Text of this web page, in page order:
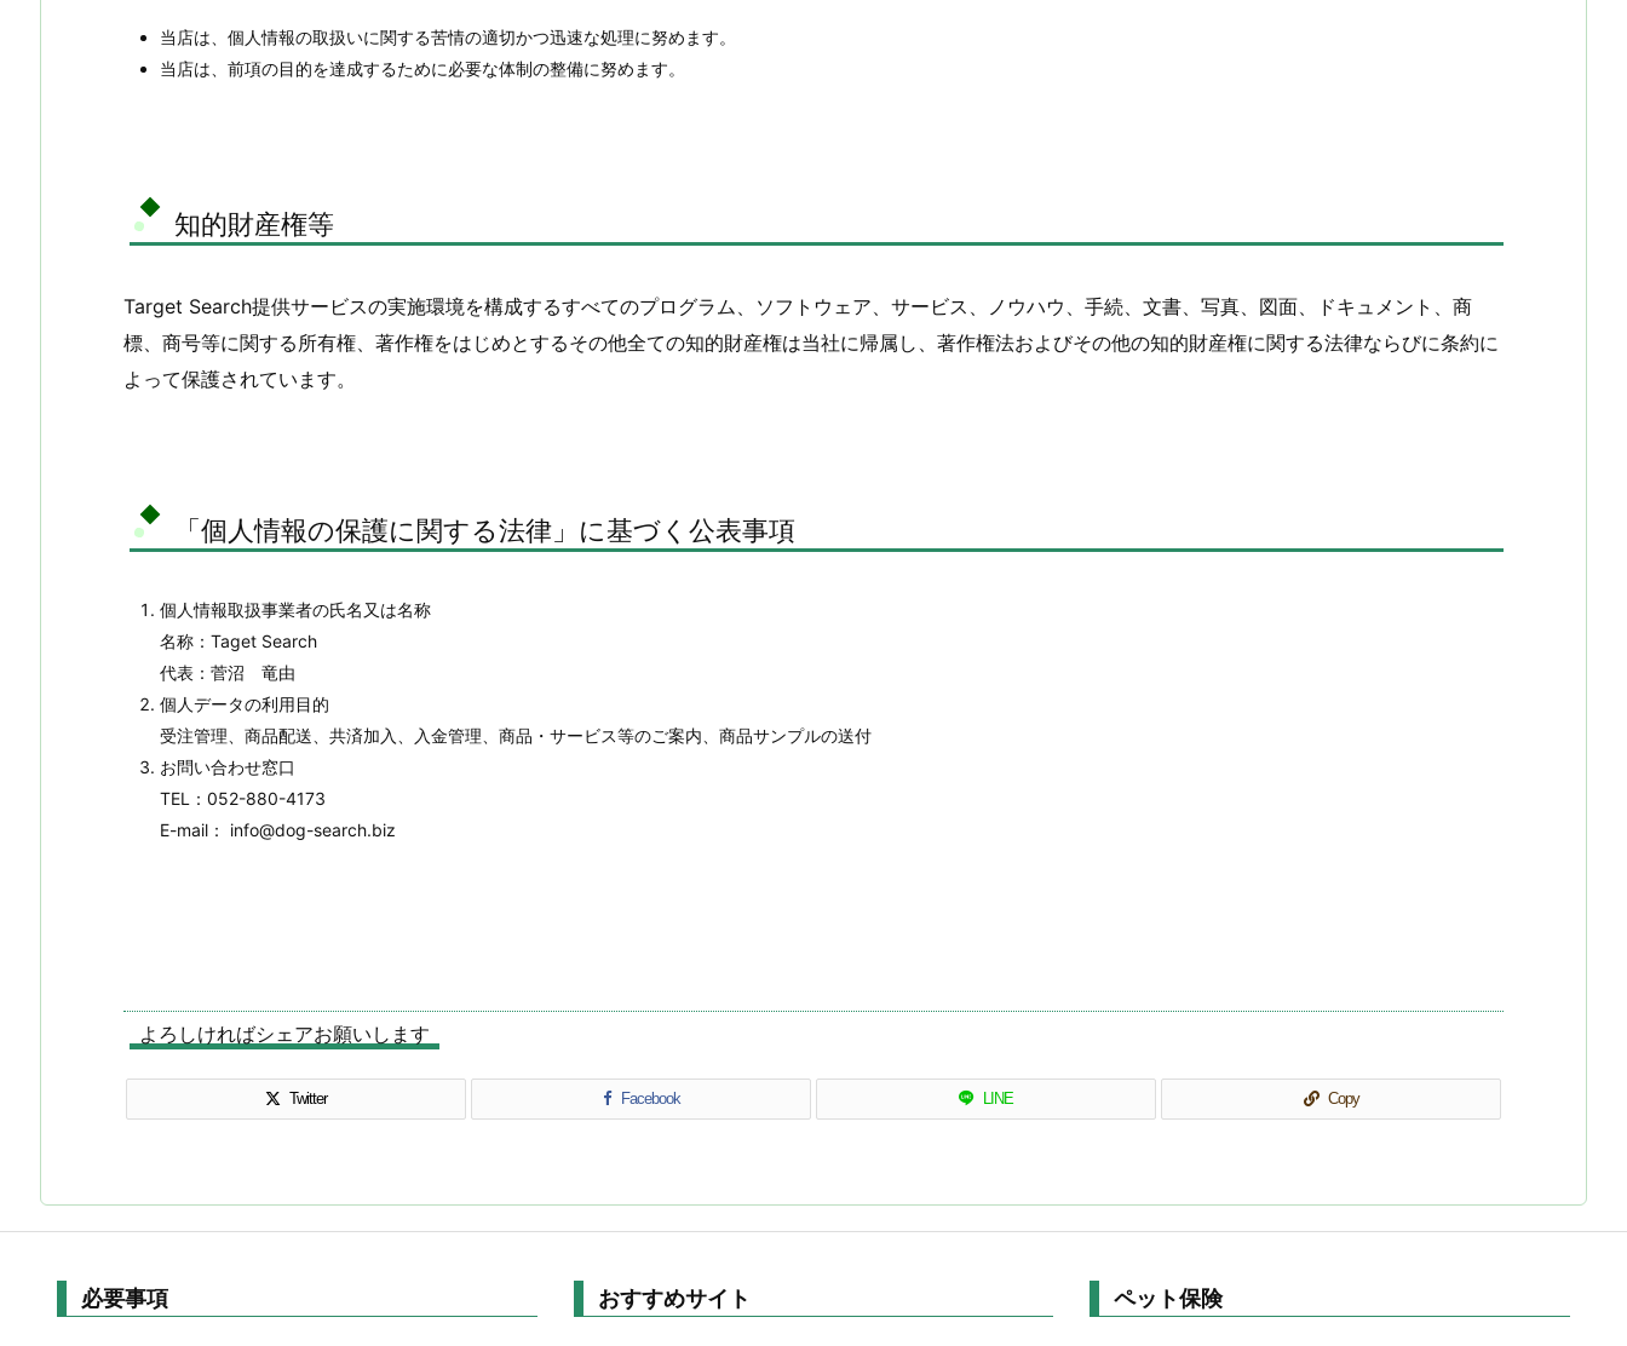
当店は、個人情報の取扱いに関する苦情の適切かつ迅速な処理に努めます。
当店は、前項の目的を達成するために必要な体制の整備に努めます。
知的財産権等
Target Search提供サービスの実施環境を構成するすべてのプログラム、ソフトウェア、サービス、ノウハウ、手続、文書、写真、図面、ドキュメント、商
標、商号等に関する所有権、著作権をはじめとするその他全ての知的財産権は当社に帰属し、著作権法およびその他の知的財産権に関する法律ならびに条約に
よって保護されています。
「個人情報の保護に関する法律」に基づく公表事項
個人情報取扱事業者の氏名又は名称
名称：Taget Search
代表：菅沼 竜由
個人データの利用目的
受注管理、商品配送、共済加入、入金管理、商品・サービス等のご案内、商品サンプルの送付
お問い合わせ窓口
TEL：052-880-4173
E-mail： info@dog-search.biz
よろしければシェアお願いします
Twitter Facebook LINE Copy
必要事項 おすすめサイト ペット保険